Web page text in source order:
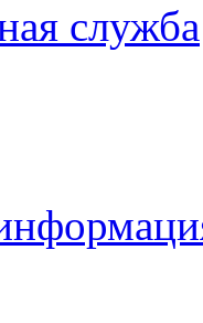
служба